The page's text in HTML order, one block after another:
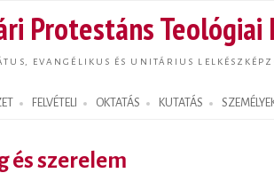
Protestáns
EVANGÉLIKUS ÉS UNITÁRIUS
FELVÉTELI OKTATÁS KUTATÁS
és szerelem